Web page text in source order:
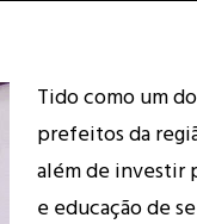
Tido como um
prefeitos da
além de investir
e educação de